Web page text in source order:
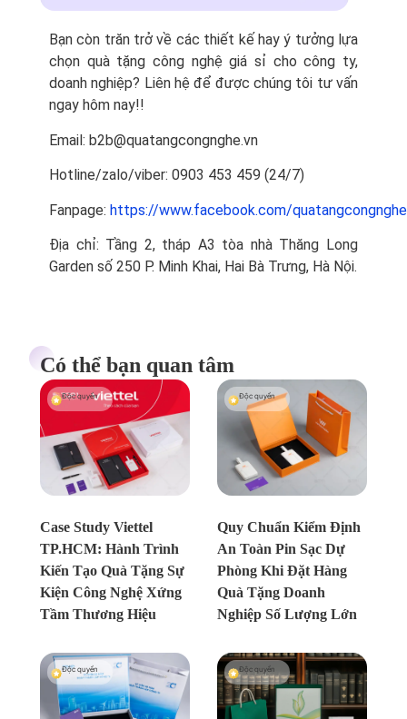
Bạn còn trăn trở về các thiết kế hay ý tưởng lựa
chọn quà tặng công nghệ giá sỉ cho công ty,
doanh nghiệp? Liên hệ để được chúng tôi tư vấn
ngay hôm nay!!
Email: b2b@quatangcongnghe.vn
Hotline/zalo/viber: 0903 453 459 (24/7)
Fanpage: https://www.facebook.com/
Địa chỉ: Tầng 2, tháp A3 tòa nhà Thăng Long
Garden số 250 P. Minh Khai, Hai Bà Trưng, Hà Nội.
Có thể bạn quan tâm
Case Study Viettel
TP.HCM: Hành Trình
Kiến Tạo Quà Tặng Sự
Kiện Công Nghệ Xứng
Tầm Thương Hiệu
Độc quyền
Quy Chuẩn Kiểm Định
An Toàn Pin Sạc Dự
Phòng Khi Đặt Hàng
Quà Tặng Doanh
Nghiệp Số Lượng Lớn
Độc quyền
Độc quyền Độc quyền